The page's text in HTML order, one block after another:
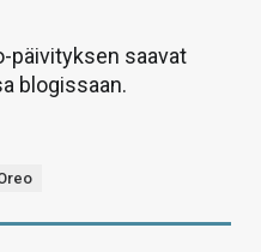
päivityksen saavat
blogissaan.